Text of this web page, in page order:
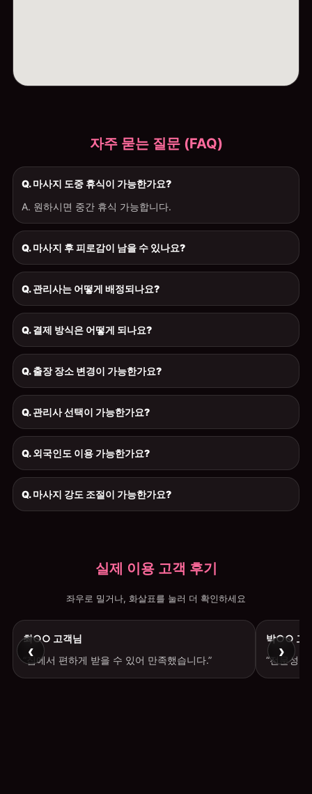
자주 묻는 질문 (FAQ)
Q. 마사지 도중 휴식이 가능한가요?
A. 원하시면 중간 휴식 가능합니다.
Q. 마사지 후 피로감이 남을 수 있나요?
Q. 관리사는 어떻게 배정되나요?
Q. 결제 방식은 어떻게 되나요?
Q. 출장 장소 변경이 가능한가요?
Q. 관리사 선택이 가능한가요?
Q. 외국인도 이용 가능한가요?
Q. 마사지 강도 조절이 가능한가요?
실제 이용 고객 후기
좌우로 밀거나, 화살표를 눌러 더 확인하세요
‹
최○○ 고객님
“집에서 편하게 받을 수 있어 만족했습니다.”
박○○ 고
“전문성이
›